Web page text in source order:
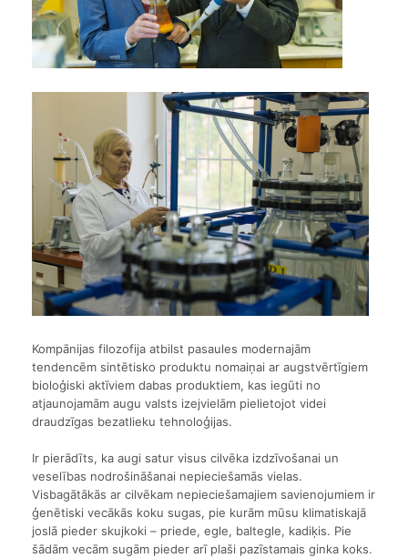
Kompānijas filozofija atbilst pasaules modernajām
tendencēm sintētisko produktu nomaiņai ar augstvērtīgiem
bioloģiski aktīviem dabas produktiem, kas iegūti no
atjaunojamām augu valsts izejvielām pielietojot videi
draudzīgas bezatlieku tehnoloģijas.
Ir pierādīts, ka augi satur visus cilvēka izdzīvošanai un
veselības nodrošināšanai nepieciešamās vielas.
Visbagātākās ar cilvēkam nepieciešamajiem savienojumiem ir
ģenētiski vecākās koku sugas, pie kurām mūsu klimatiskajā
joslā pieder skujkoki – priede, egle, baltegle, kadiķis. Pie
šādām vecām sugām pieder arī plaši pazīstamais ginka koks.